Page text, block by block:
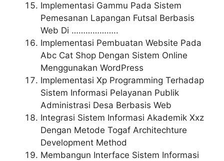
Implementasi Gammu Pada Sistem
Pemesanan Lapangan Futsal Berbasis
Web Di ………………..
Implementasi Pembuatan Website Pada
Abc Cat Shop Dengan Sistem Online
Menggunakan WordPress
Implementasi Xp Programming Terhadap
Sistem Informasi Pelayanan Publik
Administrasi Desa Berbasis Web
Integrasi Sistem Informasi Akademik Xxz
Dengan Metode Togaf Architechture
Development Method
Membangun Interface Sistem Informasi